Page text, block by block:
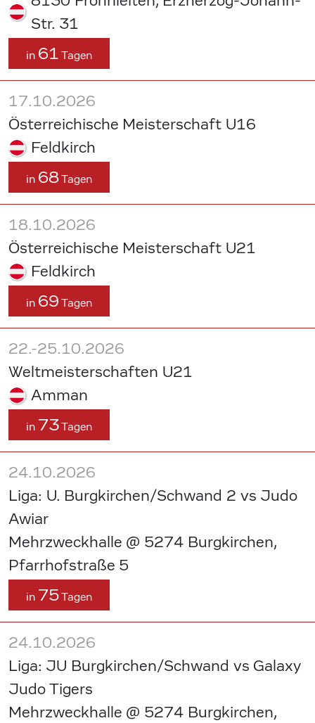
Str. 31
in 61 Tagen
17.10.2026
Österreichische Meisterschaft U16
Feldkirch
in 68Tagen
18.10.2026
Österreichische Meisterschaft U21
Feldkirch
in 69 Tagen
22.-25.10.2026
Weltmeisterschaften U21
Amman
in 73Tagen
24.10.2026
Liga: U. Burgkirchen/Schwand 2 vs Judo
Awiar
Mehrzweckhalle @ 5274 Burgkirchen,
Pfarrhofstraße 5
in 75Tagen
24.10.2026
Liga: JU Burgkirchen/Schwand vs Galaxy
Judo Tigers
Mehrzweckhalle @ 5274 Burgkirchen,